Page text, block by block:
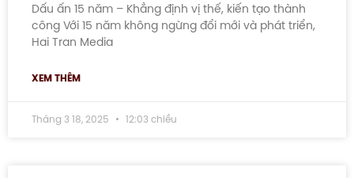
Dấu ấn 15 năm – Khẳng định vị thế, kiến tạo thành
công Với 15 năm không ngừng đổi mới và phát triển,
Hai Tran Media
XEM THÊM
Tháng 3 18, 2025 12:03 chiều